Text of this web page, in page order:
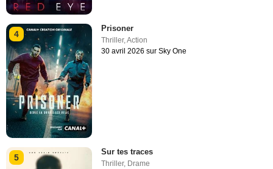
4
Prisoner
Thriller,Action
30 avril 2026 sur Sky One
5
Sur tes traces
Thriller, Drame